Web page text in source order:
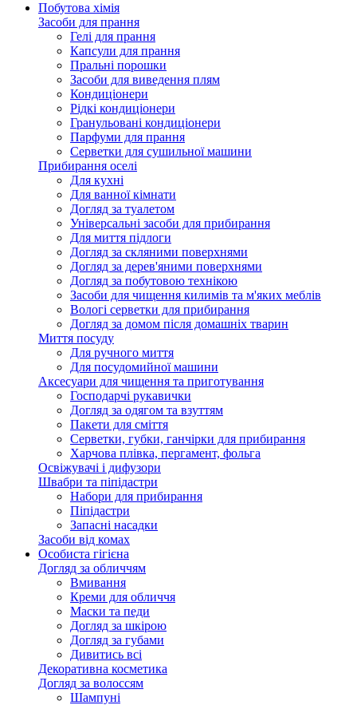
Побутова хімія
Засоби для прання
Гелі для прання
Капсули для прання
Пральні порошки
Засоби для виведення плям
Кондиціонери
Рідкі кондиціонери
Гранульовані кондиціонери
Парфуми для прання
Серветки для сушильної машини
Прибирання оселі
Для кухні
Для ванної кімнати
Догляд за туалетом
Універсальні засоби для прибирання
Для миття підлоги
Догляд за скляними поверхнями
Догляд за дерев'яними поверхнями
Догляд за побутовою технікою
Засоби для чищення килимів та м'яких меблів
Вологі серветки для прибирання
Догляд за домом після домашніх тварин
Миття посуду
Для ручного миття
Для посудомийної машини
Аксесуари для чищення та приготування
Господарчі рукавички
Догляд за одягом та взуттям
Пакети для сміття
Серветки, губки, ганчірки для прибирання
Харчова плівка, пергамент, фольга
Освіжувачі і дифузори
Швабри та піпідастри
Набори для прибирання
Піпідастри
Запасні насадки
Засоби від комах
Особиста гігієна
Догляд за обличчям
Вмивання
Креми для обличчя
Маски та педи
Догляд за шкірою
Догляд за губами
Дивитись всі
Декоративна косметика
Догляд за волоссям
Шампуні